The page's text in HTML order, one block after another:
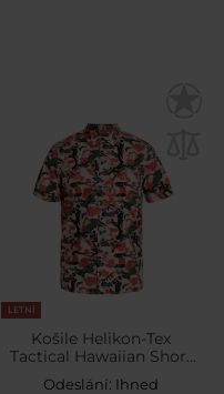
LETNÍ
Košile Helikon-Tex
Tactical Hawaiian Short
Sleeve - Cassino
Odeslání: Ihned